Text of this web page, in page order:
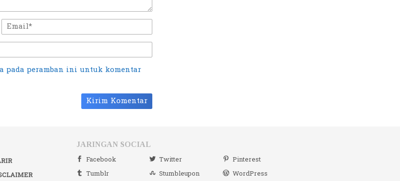
pada peramban ini untuk komentar
JARINGAN SOCIAL
Facebook Twitter
Pinterest
Tumblr
Stumbleupon WordPress